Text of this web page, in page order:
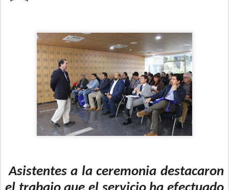
Asistentes a la ceremonia destacaron